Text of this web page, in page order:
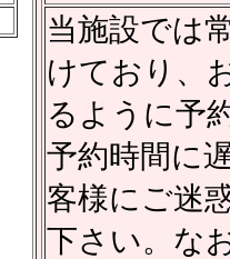
当施設では
けており、
るように予
予約時間に
客様にご迷
下さい。な